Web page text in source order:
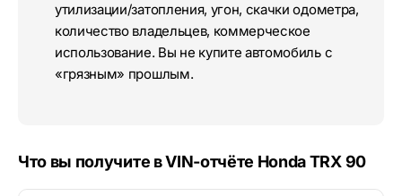
утилизации/затопления, угон, скачки одометра,
количество владельцев, коммерческое
использование. Вы не купите автомобиль с
«грязным» прошлым.
Что вы получите в VIN-отчёте Honda TRX 90